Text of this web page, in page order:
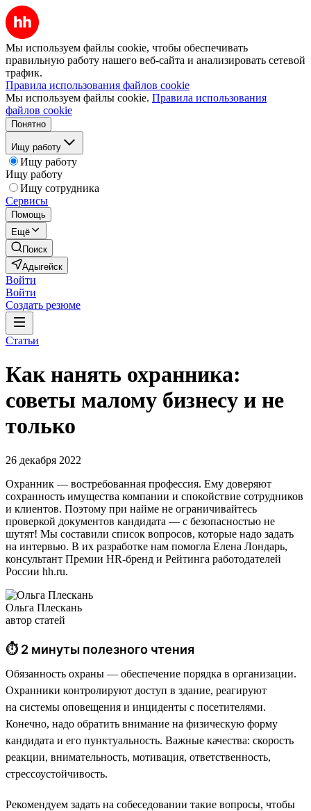
Мы используем файлы cookie, чтобы обеспечивать
правильную работу нашего веб-сайта и анализировать сетевой
трафик.
Правила использования файлов cookie
Мы используем файлы cookie. Правила использования
файлов cookie
Понятно
Ищу работу
Ищу работу
Ищу работу
Ищу сотрудника
Сервисы
Помощь
Ещё
Поиск
Адыгейск
Войти
Войти
Создать резюме
Статьи
Как нанять охранника:
советы малому бизнесу и не
только
26 декабря 2022
Охранник — востребованная профессия. Ему доверяют
сохранность имущества компании и спокойствие сотрудников
и клиентов. Поэтому при найме не ограничивайтесь
проверкой документов кандидата — с безопасностью не
шутят! Мы составили список вопросов, которые надо задать
на интервью. В их разработке нам помогла Елена Лондарь,
консультант Премии HR-бренд и Рейтинга работодателей
России hh.ru.
Ольга Плескань
автор статей
⏱ 2 минуты полезного чтения
Обязанность охраны — обеспечение порядка в организации.
Охранники контролируют доступ в здание, реагируют
на системы оповещения и инциденты с посетителями.
Конечно, надо обратить внимание на физическую форму
кандидата и его пунктуальность. Важные качества: скорость
реакции, внимательность, мотивация, ответственность,
стрессоустойчивость.
Рекомендуем задать на собеседовании такие вопросы, чтобы